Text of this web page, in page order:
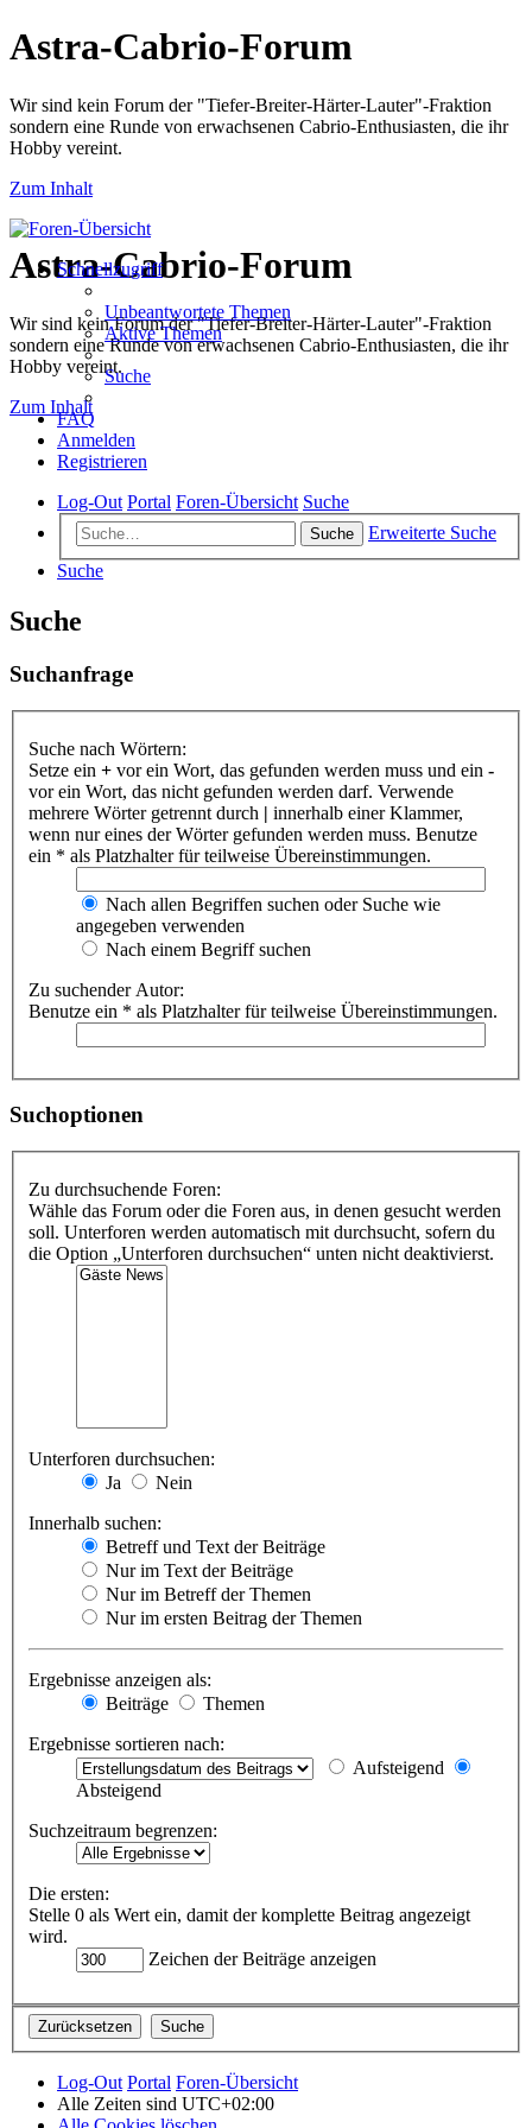
Astra-Cabrio-Forum
Wir sind kein Forum der "Tiefer-Breiter-Härter-Lauter"-Fraktion
sondern eine Runde von erwachsenen Cabrio-Enthusiasten, die ihr
Hobby vereint.
Zum Inhalt
Astra-Cabrio-Forum
Wir sind kein Forum der "Tiefer-Breiter-Härter-Lauter"-Fraktion
sondern eine Runde von erwachsenen Cabrio-Enthusiasten, die ihr
Hobby vereint.
Zum Inhalt
Schnellzugriff
Unbeantwortete Themen
Aktive Themen
Suche
FAQ
Anmelden
Registrieren
Log-Out Portal Foren-Übersicht Suche
Suche
Erweiterte Suche
Suche
Suche
Suchanfrage
Suche nach Wörtern:
Setze ein + vor ein Wort, das gefunden werden muss und ein -
vor ein Wort, das nicht gefunden werden darf. Verwende
mehrere Wörter getrennt durch | innerhalb einer Klammer,
wenn nur eines der Wörter gefunden werden muss. Benutze
ein * als Platzhalter für teilweise Übereinstimmungen.
Nach allen Begriffen suchen oder Suche wie
angegeben verwenden
Nach einem Begriff suchen
Zu suchender Autor:
Benutze ein * als Platzhalter für teilweise Übereinstimmungen.
Suchoptionen
Zu durchsuchende Foren:
Wähle das Forum oder die Foren aus, in denen gesucht werden
soll. Unterforen werden automatisch mit durchsucht, sofern du
die Option „Unterforen durchsuchen“ unten nicht deaktivierst.
Unterforen durchsuchen:
Ja
Nein
Innerhalb suchen:
Betreff und Text der Beiträge
Nur im Text der Beiträge
Nur im Betreff der Themen
Nur im ersten Beitrag der Themen
Ergebnisse anzeigen als:
Beiträge
Themen
Ergebnisse sortieren nach:
Aufsteigend
Absteigend
Suchzeitraum begrenzen:
Die ersten:
Stelle 0 als Wert ein, damit der komplette Beitrag angezeigt
wird.
Zeichen der Beiträge anzeigen
Log-Out Portal Foren-Übersicht
Alle Zeiten sind UTC+02:00